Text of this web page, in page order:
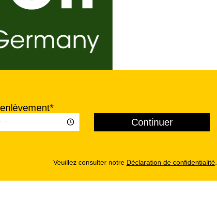
Veuillez consulter notre Déclaration de confidentialité